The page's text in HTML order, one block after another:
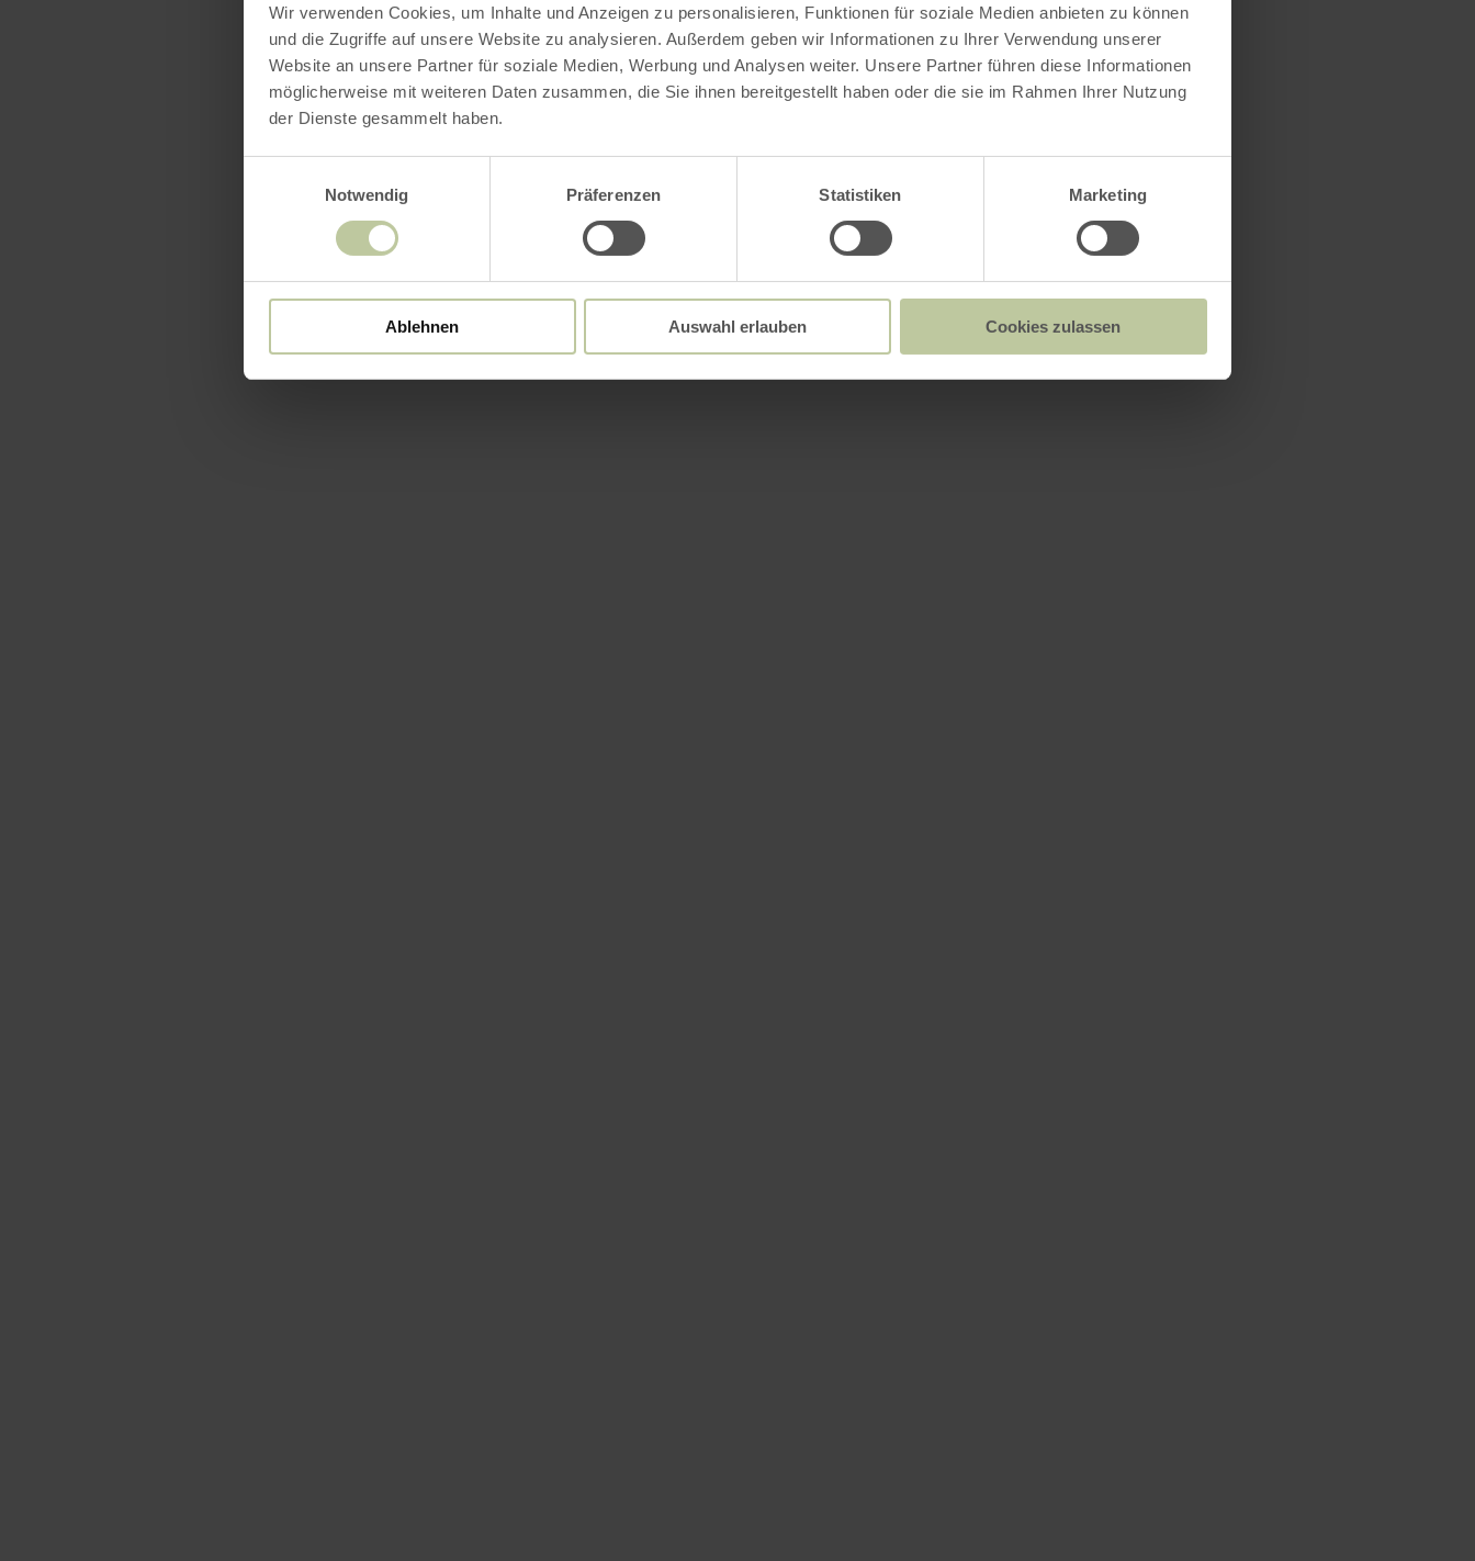
Wir verwenden Cookies, um Inhalte und Anzeigen zu personalisieren, Funktionen für soziale Medien anbieten zu können
und die Zugriffe auf unsere Website zu analysieren. Außerdem geben wir Informationen zu Ihrer Verwendung unserer
Website an unsere Partner für soziale Medien, Werbung und Analysen weiter. Unsere Partner führen diese Informationen
möglicherweise mit weiteren Daten zusammen, die Sie ihnen bereitgestellt haben oder die sie im Rahmen Ihrer Nutzung
der Dienste gesammelt haben.
Notwendig
Präferenzen Statistiken Marketing
Ablehnen Auswahl erlauben Cookies zulassen